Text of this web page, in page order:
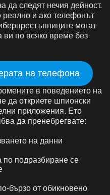
да следят нечия дейност.
и ако телефонът
могат
ви по всяко време без
на телефона
в поведението на
да откриете шпионски
приложения. Ето
да пренебрегвате:
на данни
по подразбиране се
бързо от обикновено